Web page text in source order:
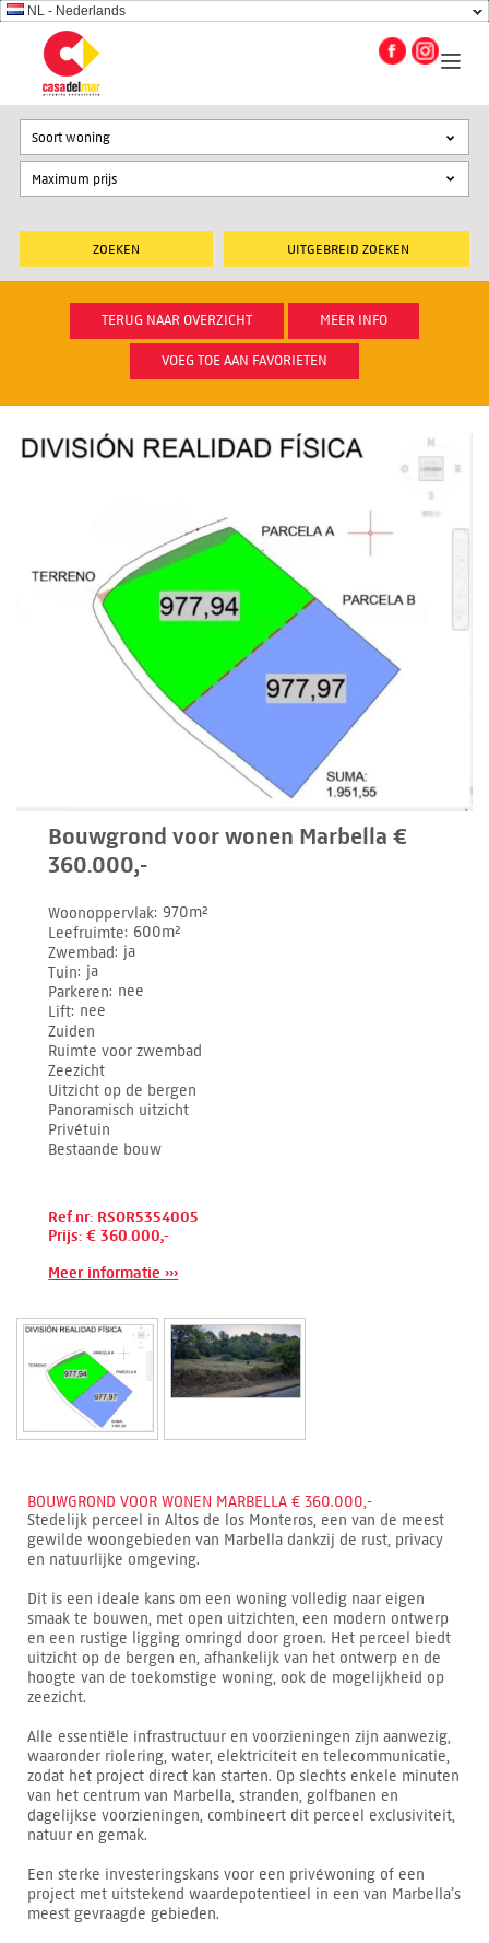
NL - Nederlands
UITGEBREID ZOEKEN
Soort woning
TERUG NAAR OVERZICHT MEER INFO
VOEG TOE AAN FAVORIETEN
Bouwgrond voor wonen Marbella €
360.000,-
Woonoppervlak 970m²
Leefruimte 600m²
Zwembad ja
Tuin ja
Parkeren nee
Lift nee
Zuiden
Ruimte voor zwembad
Zeezicht
Uitzicht op de bergen
Panoramisch uitzicht
Privétuin
Bestaande bouw
Ref.nr: RSOR5354005
Prijs: € 360.000,-
Meer informatie ›››
BOUWGROND VOOR WONEN MARBELLA € 360.000,-
Stedelijk perceel in Altos de los Monteros, een van de meest
gewilde woongebieden van Marbella dankzij de rust, privacy
en natuurlijke omgeving.
Dit is een ideale kans om een woning volledig naar eigen
smaak te bouwen, met open uitzichten, een modern ontwerp
en een rustige ligging omringd door groen. Het perceel biedt
uitzicht op de bergen en, afhankelijk van het ontwerp en de
hoogte van de toekomstige woning, ook de mogelijkheid op
zeezicht.
Alle essentiële infrastructuur en voorzieningen zijn aanwezig,
waaronder riolering, water, elektriciteit en telecommunicatie,
zodat het project direct kan starten. Op slechts enkele minuten
van het centrum van Marbella, stranden, golfbanen en
dagelijkse voorzieningen, combineert dit perceel exclusiviteit,
natuur en gemak.
Een sterke investeringskans voor een privéwoning of een
project met uitstekend waardepotentieel in een van Marbella’s
meest gevraagde gebieden.